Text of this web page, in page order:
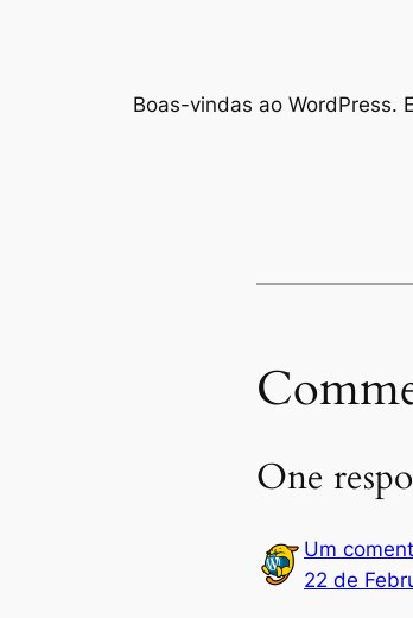
Boas-vindas ao WordPress.
One
Um
22 de